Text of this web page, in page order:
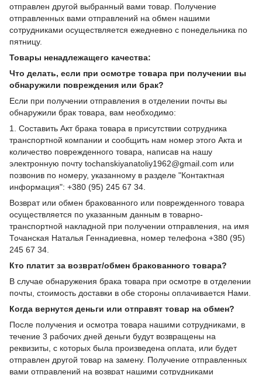
отправлен другой выбранный вами товар. Получение
отправленных вами отправлений на обмен нашими
сотрудниками осуществляется ежедневно с понедельника по
пятницу.
Товары ненадлежащего качества:
Что делать, если при осмотре товара при получении вы
обнаружили повреждения или брак?
Если при получении отправления в отделении почты вы
обнаружили брак товара, вам необходимо:
1. Составить Акт брака товара в присутствии сотрудника
транспортной компании и сообщить нам номер этого Акта и
количество поврежденного товара, написав на нашу
электронную почту tochanskiyanatoliy1962@gmail.com или
позвонив по номеру, указанному в разделе "Контактная
информация": +380 (95) 245 67 34.
Возврат или обмен бракованного или поврежденного товара
осуществляется по указанным данным в товарно-
транспортной накладной при получении отправления, на имя
Точанская Наталья Геннадиевна, номер телефона +380 (95)
245 67 34.
Кто платит за возврат/обмен бракованного товара?
В случае обнаружения брака товара при осмотре в отделении
почты, стоимость доставки в обе стороны оплачивается Нами.
Когда вернутся деньги или отправят товар на обмен?
После получения и осмотра товара нашими сотрудниками, в
течение 3 рабочих дней деньги будут возвращены на
реквизиты, с которых была произведена оплата, или будет
отправлен другой товар на замену. Получение отправленных
вами отправлений на возврат нашими сотрудниками